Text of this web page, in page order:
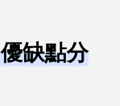
缺點分